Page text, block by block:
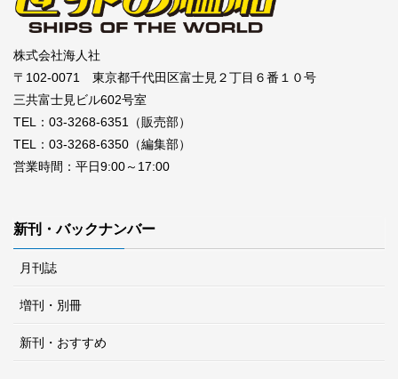
株式会社海人社
〒102-0071 東京都千代田区富士見２丁目６番１０号
三共富士見ビル602号室
TEL：03-3268-6351（販売部）
TEL：03-3268-6350（編集部）
営業時間：平日9:00～17:00
新刊・バックナンバー
月刊誌
増刊・別冊
新刊・おすすめ